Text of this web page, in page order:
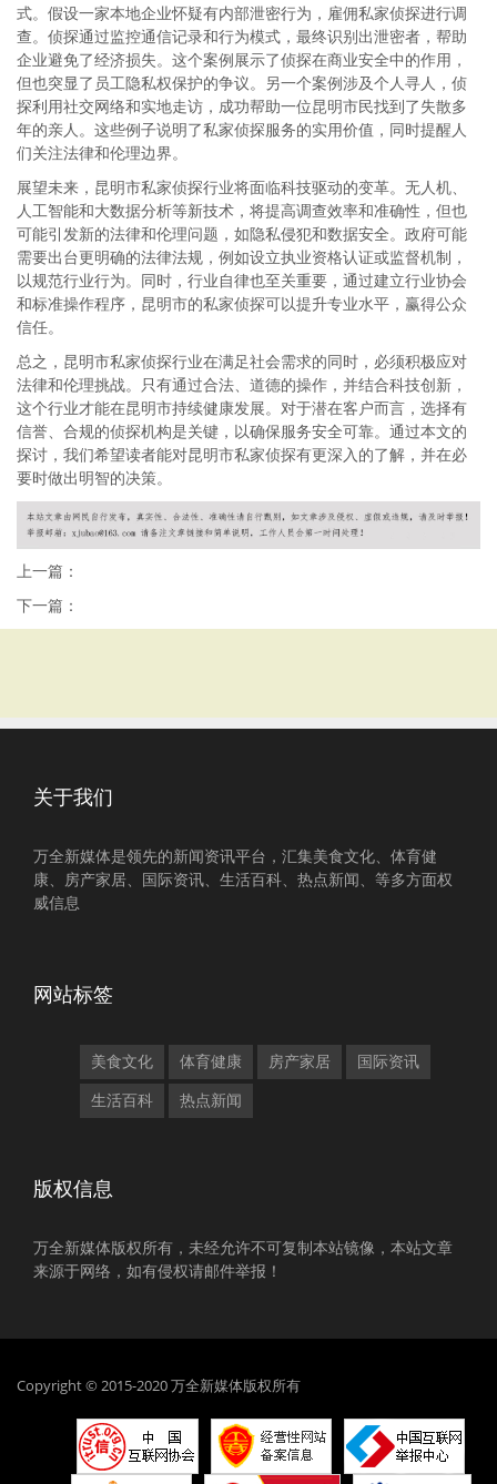
式。假设一家本地企业怀疑有内部泄密行为，雇佣私家侦探进行调
查。侦探通过监控通信记录和行为模式，最终识别出泄密者，帮助
企业避免了经济损失。这个案例展示了侦探在商业安全中的作用，
但也突显了员工隐私权保护的争议。另一个案例涉及个人寻人，侦
探利用社交网络和实地走访，成功帮助一位昆明市民找到了失散多
年的亲人。这些例子说明了私家侦探服务的实用价值，同时提醒人
们关注法律和伦理边界。
展望未来，昆明市私家侦探行业将面临科技驱动的变革。无人机、
人工智能和大数据分析等新技术，将提高调查效率和准确性，但也
可能引发新的法律和伦理问题，如隐私侵犯和数据安全。政府可能
需要出台更明确的法律法规，例如设立执业资格认证或监督机制，
以规范行业行为。同时，行业自律也至关重要，通过建立行业协会
和标准操作程序，昆明市的私家侦探可以提升专业水平，赢得公众
信任。
总之，昆明市私家侦探行业在满足社会需求的同时，必须积极应对
法律和伦理挑战。只有通过合法、道德的操作，并结合科技创新，
这个行业才能在昆明市持续健康发展。对于潜在客户而言，选择有
信誉、合规的侦探机构是关键，以确保服务安全可靠。通过本文的
探讨，我们希望读者能对昆明市私家侦探有更深入的了解，并在必
要时做出明智的决策。
上一篇：
下一篇：
关于我们
万全新媒体是领先的新闻资讯平台，汇集美食文化、体育健
康、房产家居、国际资讯、生活百科、热点新闻、等多方面权
威信息
网站标签
美食文化 体育健康 房产家居 国际资讯
生活百科 热点新闻
版权信息
万全新媒体版权所有，未经允许不可复制本站镜像，本站文章
来源于网络，如有侵权请邮件举报！
Copyright © 2015-2020 万全新媒体版权所有